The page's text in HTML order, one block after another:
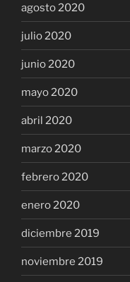
agosto 2020
julio 2020
junio 2020
mayo 2020
abril 2020
marzo 2020
febrero 2020
enero 2020
diciembre 2019
noviembre 2019